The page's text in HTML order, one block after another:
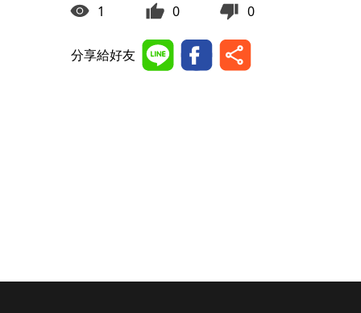
1 0 0
分享給好友